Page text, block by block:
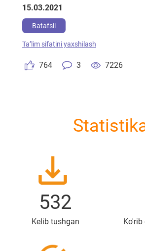
15.03.2021
Batafsil
764 3 7226
Taʼlim sifatini yaxshilash
532
Kelib tushgan